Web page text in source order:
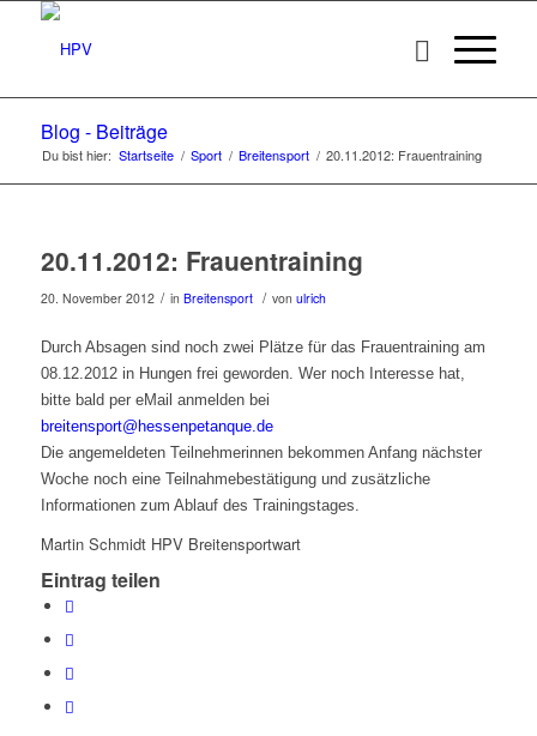
Blog - Beiträge
Du bist hier: Startseite / Sport / Breitensport / 20.11.2012: Frauentraining
20.11.2012: Frauentraining
20. November 2012 / in Breitensport / von ulrich
Durch Absagen sind noch zwei Plätze für das Frauentraining am
08.12.2012 in Hungen frei geworden. Wer noch Interesse hat,
bitte bald per eMail anmelden bei
breitensport@hessenpetanque.de
Die angemeldeten Teilnehmerinnen bekommen Anfang nächster
Woche noch eine Teilnahmebestätigung und zusätzliche
Informationen zum Ablauf des Trainingstages.
Martin Schmidt HPV Breitensportwart
Eintrag teilen